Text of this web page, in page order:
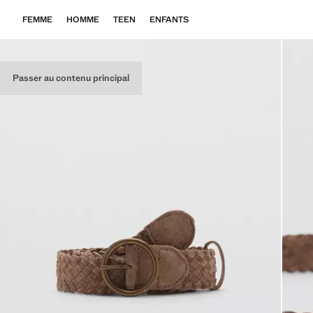
Passer au contenu principal
FEMME HOMME TEEN ENFANTS